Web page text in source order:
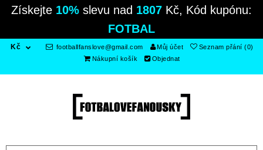
Získejte 10% slevu nad 1807 Kč, Kód kupónu:
FOTBAL
Kč footballfanslove@gmail.com Můj účet
Seznam přání (0)
Nákupní košík
Objednat